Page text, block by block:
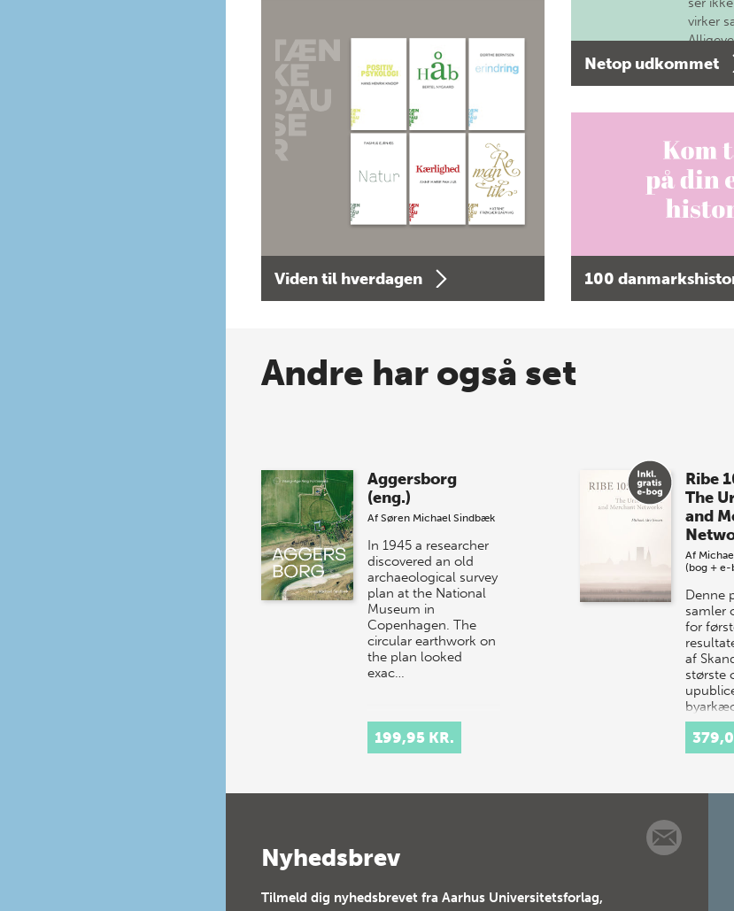
Viden til hverdagen
virker
Netop udkommet
100
Andre har også set
Aggersborg
(eng.)
Af Søren Michael Sindbæk
In 1945 a researcher
discovered an old
archaeological survey
plan at the National
Museum in
Copenhagen. The
circular earthwork on
the plan looked
exac…
199,95 KR.
Ribe
The
and
Af
(bog + e-
Denne
samler
for
af
største
Nyhedsbrev
Tilmeld dig nyhedsbrevet fra Aarhus Universitetsforlag,